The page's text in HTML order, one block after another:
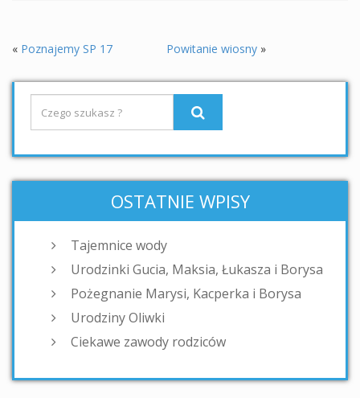
« Poznajemy SP 17 Powitanie wiosny»
OSTATNIE WPISY
Tajemnice wody
Urodzinki Gucia, Maksia, Łukasza i Borysa
Pożegnanie Marysi, Kacperka i Borysa
Urodziny Oliwki
Ciekawe zawody rodziców